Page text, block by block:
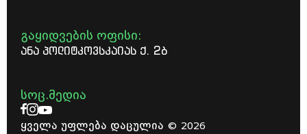
გაყიდვების ოფისი:
ანა პოლიტკოვსკაიას ქ. 2ბ
სოც.მედია
ყველა უფლება დაცულია © 2026